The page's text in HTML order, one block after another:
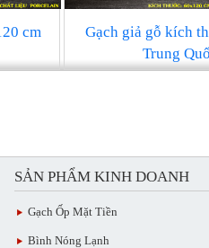
cm
Gạch giả gỗ kích
Trung
SẢN PHẨM KINH DOANH
Gạch Ốp Mặt Tiền
Bình Nóng Lạnh